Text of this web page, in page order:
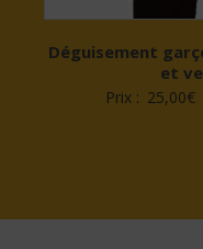
Déguisement
et
Prix : 25,00€